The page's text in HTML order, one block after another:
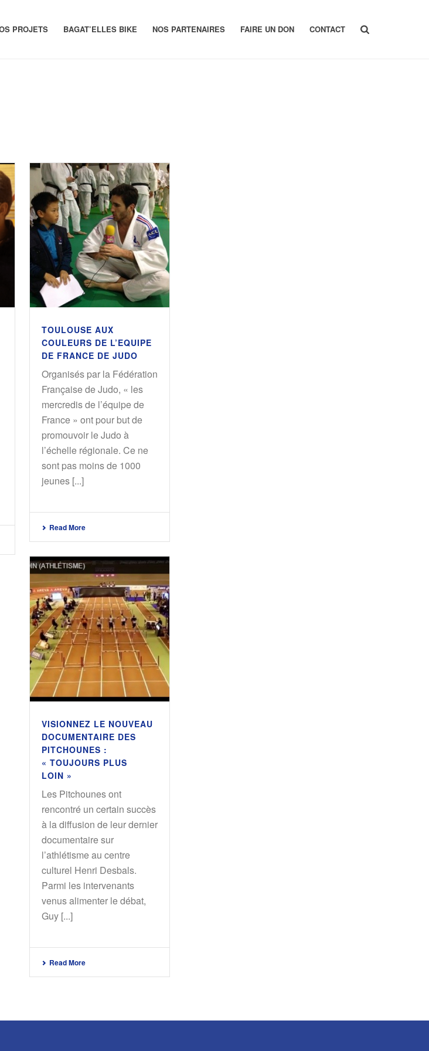
PROJETS BAGAT’ELLES BIKE NOS PARTENAIRES FAIRE UN DON CONTACT
TOULOUSE AUX
COULEURS DE L’EQUIPE
DE FRANCE DE JUDO
Organisés par la Fédération
Française de Judo, « les
mercredis de l’équipe de
France » ont pour but de
promouvoir le Judo à
l’échelle régionale. Ce ne
sont pas moins de 1000
jeunes [...]
Read More
VISIONNEZ LE NOUVEAU
DOCUMENTAIRE DES
PITCHOUNES :
« TOUJOURS PLUS
LOIN »
Les Pitchounes ont
rencontré un certain succès
à la diffusion de leur dernier
documentaire sur
l’athlétisme au centre
culturel Henri Desbals.
Parmi les intervenants
venus alimenter le débat,
Guy [...]
Read More